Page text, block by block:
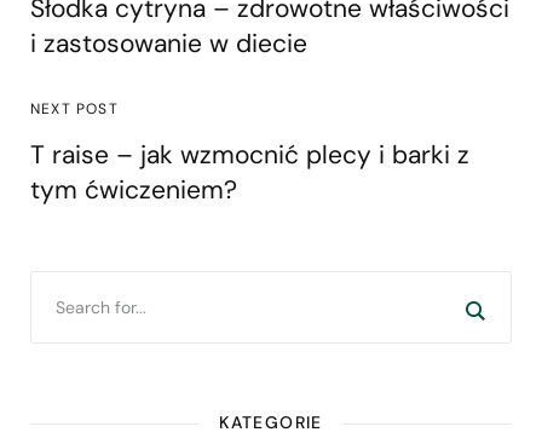
Słodka cytryna – zdrowotne właściwości
i zastosowanie w diecie
NEXT POST
T raise – jak wzmocnić plecy i barki z
tym ćwiczeniem?
KATEGORIE